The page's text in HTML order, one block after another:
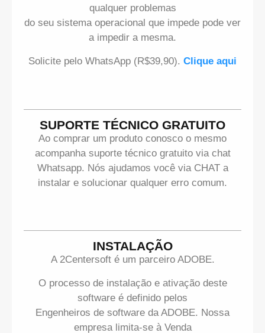
qualquer problemas
do seu sistema operacional que impede pode ver
a impedir a mesma.
Solicite pelo WhatsApp (R$39,90). Clique aqui
SUPORTE TÉCNICO GRATUITO
Ao comprar um produto conosco o mesmo
acompanha suporte técnico gratuito via chat
Whatsapp. Nós ajudamos você via CHAT a
instalar e solucionar qualquer erro comum.
INSTALAÇÃO
A 2Centersoft é um parceiro ADOBE.
O processo de instalação e ativação deste
software é definido pelos
Engenheiros de software da ADOBE. Nossa
empresa limita-se à Venda